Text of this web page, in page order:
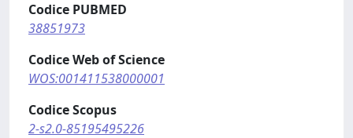
Codice PUBMED
38851973
Codice Web of Science
WOS:001411538000001
Codice Scopus
2-s2.0-85195495226